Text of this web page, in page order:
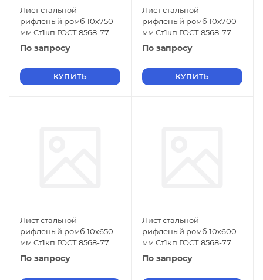
Лист стальной
рифленый ромб 10х750
мм Ст1кп ГОСТ 8568-77
По запросу
КУПИТЬ
Лист стальной
рифленый ромб 10х700
мм Ст1кп ГОСТ 8568-77
По запросу
КУПИТЬ
Лист стальной
рифленый ромб 10х650
мм Ст1кп ГОСТ 8568-77
По запросу
Лист стальной
рифленый ромб 10х600
мм Ст1кп ГОСТ 8568-77
По запросу